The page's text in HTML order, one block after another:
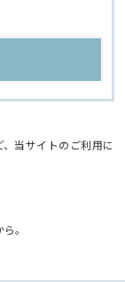
当サイトのご利用に
。